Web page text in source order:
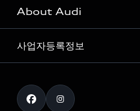
S range
아우디 신차 재고
아우디 모델 비교하기
아우디 공식 인증 중고차
The new Audi A6 Taste Drive
고객안내
Audi Connect
myAudiworld
내비게이션 데이터 다운로드
About Audi
아우디 브랜드
Formula 1
사업자등록정보
통신판매업신고번호 : 2024-서